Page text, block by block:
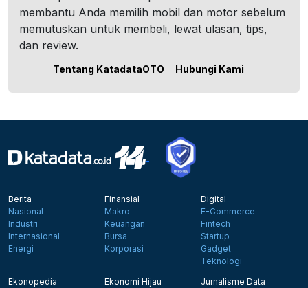
membantu Anda memilih mobil dan motor sebelum
memutuskan untuk membeli, lewat ulasan, tips,
dan review.
Tentang KatadataOTO Hubungi Kami
Berita
Nasional
Industri
Internasional
Energi
Finansial
Makro
Keuangan
Bursa
Korporasi
Digital
E-Commerce
Fintech
Startup
Gadget
Teknologi
Ekonopedia
Ekonomi Hijau
Jurnalisme Data